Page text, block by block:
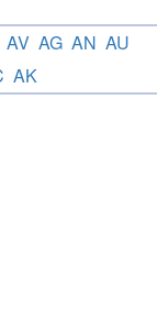
AV AG AN AU
AK